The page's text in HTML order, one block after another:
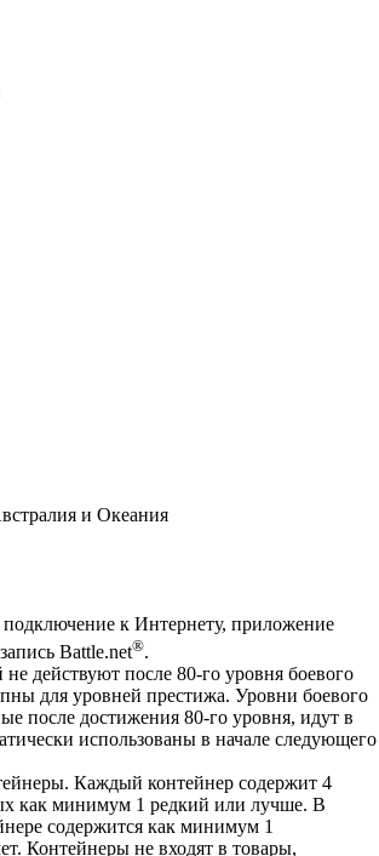
и Океания
подключение к Интернету, приложение
Battle.net®.
действуют после 80-го уровня боевого
для уровней престижа. Уровни боевого
после достижения 80-го уровня, идут в
использованы в начале следующего
Каждый контейнер содержит 4
как минимум 1 редкий или лучше. В
содержится как минимум 1
Контейнеры не входят в товары,